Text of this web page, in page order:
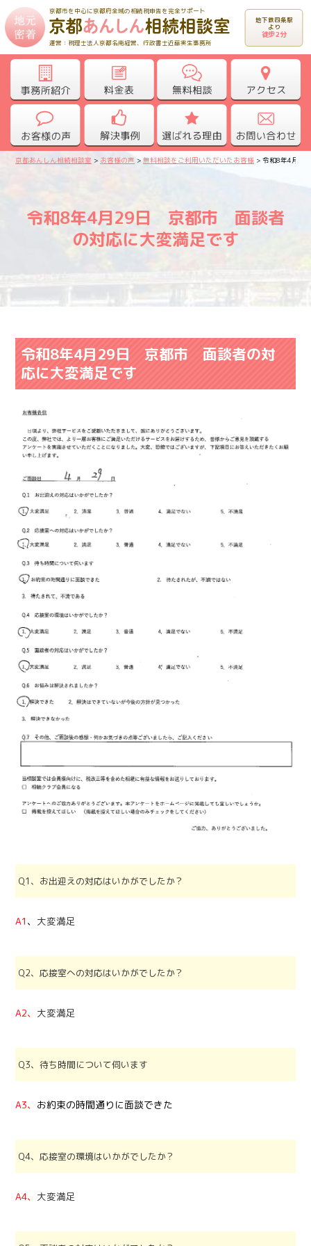
京都市を中心に京都府全域の相続税申告を完全サポート
運営：税理士法人京都名南経営、行政書士近藤実生事務所
地下鉄四条駅
より
徒歩2分
京都あんしん相続相談室 > お客様の声 >無料相談をご利用いただいたお客様 >令和8年4月
令和8年4月29日 京都市 面談者
の対応に大変満足です
令和8年4月29日 京都市 面談者の対
応に大変満足です
Q1、お出迎えの対応はいかがでしたか？
A1 、 大変満足
Q2、応接室への対応はいかがでしたか？
A2、 大変満足
Q3、待ち時間について伺います
A3、 お約束の時間通りに面談できた
Q4、応接室の環境はいかがでしたか？
A4、 大変満足